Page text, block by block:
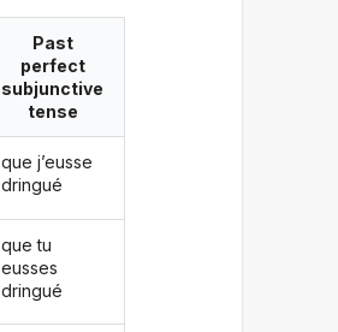
Past
perfect
subjunctive
tense
que j’eusse
dringué
que tu
eusses
dringué